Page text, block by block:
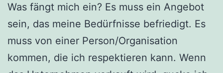
Was fängt mich ein? Es muss ein Angebot
sein, das meine Bedürfnisse befriedigt. Es
muss von einer Person/Organisation
kommen, die ich respektieren kann. Wenn